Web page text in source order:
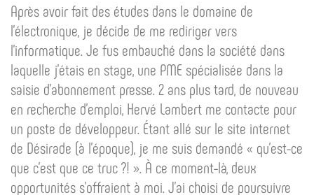
Après avoir fait des études dans le domaine de
l’électronique, je décide de me rediriger vers
l’informatique. Je fus embauché dans la société dans
laquelle j’étais en stage, une PME spécialisée dans la
saisie d’abonnement presse. 2 ans plus tard, de nouveau
en recherche d’emploi, Hervé Lambert me contacte pour
un poste de développeur. Étant allé sur le site internet
de Désirade (à l’époque), je me suis demandé « qu’est-ce
que c’est que ce truc ?! ». À ce moment-là, deux
opportunités s’offraient à moi. J’ai choisi de poursuivre